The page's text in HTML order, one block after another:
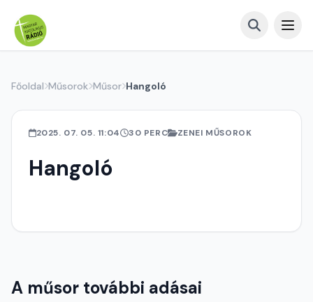
Főoldal Műsorok Műsor Hangoló
2025. 07. 05. 11:04 30 PERC ZENEI MŰSOROK
Hangoló
A műsor további adásai